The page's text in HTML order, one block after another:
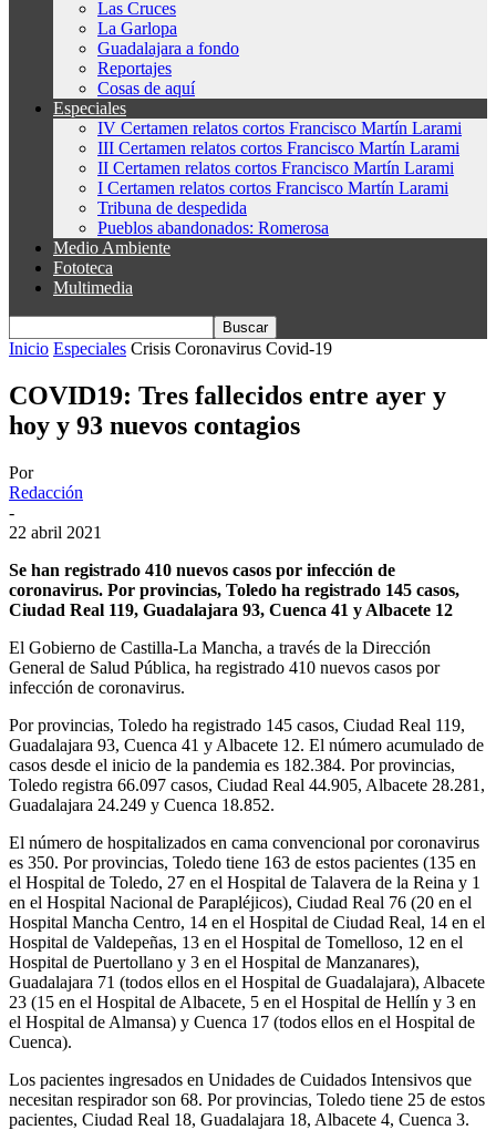
Las Cruces
La Garlopa
Guadalajara a fondo
Reportajes
Cosas de aquí
Especiales
IV Certamen relatos cortos Francisco Martín Larami
III Certamen relatos cortos Francisco Martín Larami
II Certamen relatos cortos Francisco Martín Larami
I Certamen relatos cortos Francisco Martín Larami
Tribuna de despedida
Pueblos abandonados: Romerosa
Medio Ambiente
Fototeca
Multimedia
Inicio Especiales Crisis Coronavirus Covid-19
COVID19: Tres fallecidos entre ayer y
hoy y 93 nuevos contagios
Por
Redacción
-
22 abril 2021
Se han registrado 410 nuevos casos por infección de
coronavirus. Por provincias, Toledo ha registrado 145 casos,
Ciudad Real 119, Guadalajara 93, Cuenca 41 y Albacete 12
El Gobierno de Castilla-La Mancha, a través de la Dirección
General de Salud Pública, ha registrado 410 nuevos casos por
infección de coronavirus.
Por provincias, Toledo ha registrado 145 casos, Ciudad Real 119,
Guadalajara 93, Cuenca 41 y Albacete 12. El número acumulado de
casos desde el inicio de la pandemia es 182.384. Por provincias,
Toledo registra 66.097 casos, Ciudad Real 44.905, Albacete 28.281,
Guadalajara 24.249 y Cuenca 18.852.
El número de hospitalizados en cama convencional por coronavirus
es 350. Por provincias, Toledo tiene 163 de estos pacientes (135 en
el Hospital de Toledo, 27 en el Hospital de Talavera de la Reina y 1
en el Hospital Nacional de Parapléjicos), Ciudad Real 76 (20 en el
Hospital Mancha Centro, 14 en el Hospital de Ciudad Real, 14 en el
Hospital de Valdepeñas, 13 en el Hospital de Tomelloso, 12 en el
Hospital de Puertollano y 3 en el Hospital de Manzanares),
Guadalajara 71 (todos ellos en el Hospital de Guadalajara), Albacete
23 (15 en el Hospital de Albacete, 5 en el Hospital de Hellín y 3 en
el Hospital de Almansa) y Cuenca 17 (todos ellos en el Hospital de
Cuenca).
Los pacientes ingresados en Unidades de Cuidados Intensivos que
necesitan respirador son 68. Por provincias, Toledo tiene 25 de estos
pacientes, Ciudad Real 18, Guadalajara 18, Albacete 4, Cuenca 3.